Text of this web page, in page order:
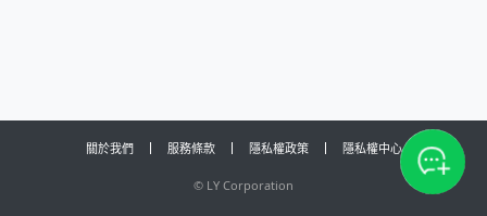
關於我們 服務條款 隱私權政策 隱私權中心
© LY Corporation